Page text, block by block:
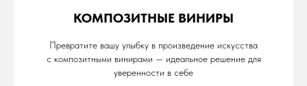
КОМПОЗИТНЫЕ ВИНИРЫ
Превратите вашу улыбку в произведение искусства
с композитными винирами — идеальное решение для
уверенности в себе